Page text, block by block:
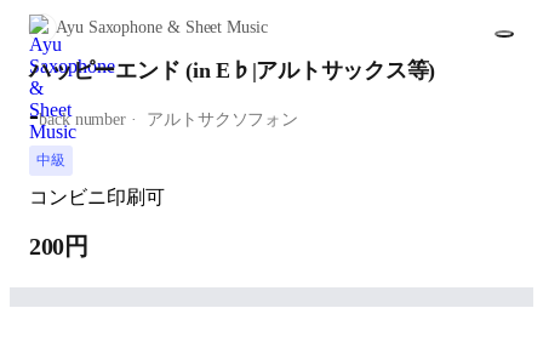
Ayu Saxophone & Sheet Music
ハッピーエンド (in E♭|アルトサックス等)
-back number アルトサクソフォン
中級
コンビニ印刷可
200円